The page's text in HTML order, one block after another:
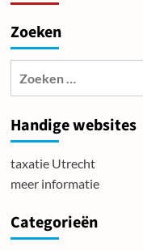
Zoeken
Handige websites
taxatie Utrecht
meer informatie
Categorieën